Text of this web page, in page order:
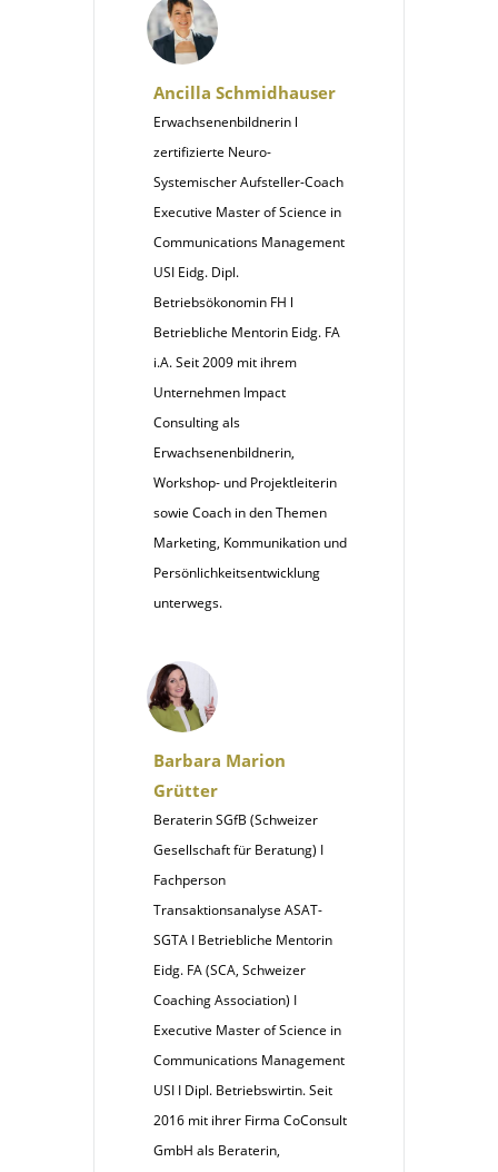
Ancilla Schmidhauser
Erwachsenenbildnerin l
zertifizierte Neuro-
Systemischer Aufsteller-Coach
Executive Master of Science in
Communications Management
USI Eidg. Dipl.
Betriebsökonomin FH l
Betriebliche Mentorin Eidg. FA
i.A. Seit 2009 mit ihrem
Unternehmen Impact
Consulting als
Erwachsenenbildnerin,
Workshop- und Projektleiterin
sowie Coach in den Themen
Marketing, Kommunikation und
Persönlichkeitsentwicklung
unterwegs.
Barbara Marion
Grütter
Beraterin SGfB (Schweizer
Gesellschaft für Beratung) I
Fachperson
Transaktionsanalyse ASAT-
SGTA I Betriebliche Mentorin
Eidg. FA (SCA, Schweizer
Coaching Association) I
Executive Master of Science in
Communications Management
USI I Dipl. Betriebswirtin. Seit
2016 mit ihrer Firma CoConsult
GmbH als Beraterin,